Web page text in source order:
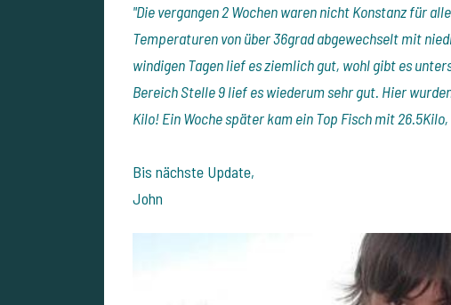
"Die vergangen 2 Wochen waren nicht Konstanz für
Temperaturen von über 36grad abgewechselt mit
windigen Tagen lief es ziemlich gut, wohl gibt es
Bereich Stelle 9 lief es wiederum sehr gut. Hier
Kilo! Ein Woche später kam ein Top Fisch mit
Bis nächste Update,
John